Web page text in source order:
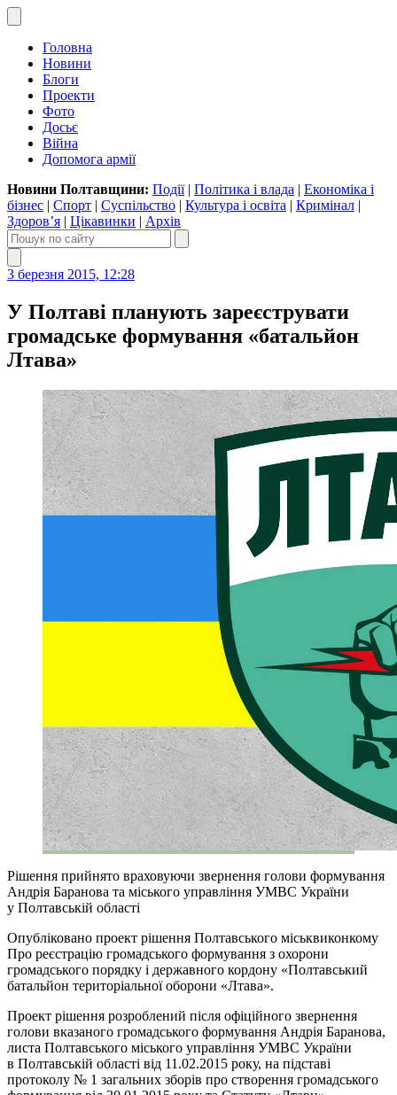
Головна
Новини
Блоги
Проекти
Фото
Досьє
Війна
Допомога армії
Новини Полтавщини: Події| Політика і влада | Економіка і
бізнес | Спорт | Суспільство | Культура і освіта | Кримінал |
Здоров’я | Цікавинки | Архів
3 березня 2015, 12:28
У Полтаві планують зареєструвати
громадське формування «батальйон
Лтава»
Рішення прийнято враховуючи звернення голови формування
Андрія Баранова та міського управління УМВС України
у Полтавській області
Опубліковано проект рішення Полтавського міськвиконкому
Про реєстрацію громадського формування з охорони
громадського порядку і державного кордону «Полтавський
батальйон територіальної оборони «Лтава».
Проект рішення розроблений після офіційного звернення
голови вказаного громадського формування Андрія Баранова,
листа Полтавського міського управління УМВС України
в Полтавській області від 11.02.2015 року, на підставі
протоколу № 1 загальних зборів про створення громадського